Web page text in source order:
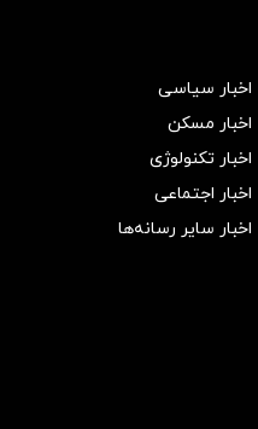
اخبار سیاسی
اخبار مسکن
اخبار تکنولوژی
اخبار اجتماعی
اخبار سایر رسانه‌‌ها